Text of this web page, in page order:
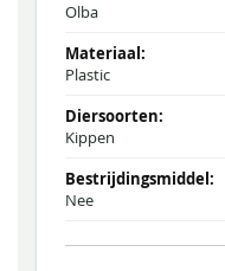
Olba
Plastic
Kippen
Nee